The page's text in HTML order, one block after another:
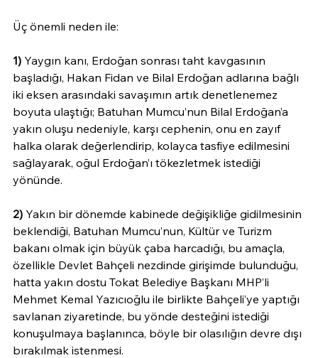
Üç önemli neden ile:
1) Yaygın kanı, Erdoğan sonrası taht kavgasının
başladığı, Hakan Fidan ve Bilal Erdoğan adlarına bağlı
iki eksen arasındaki savaşımın artık denetlenemez
boyuta ulaştığı; Batuhan Mumcu’nun Bilal Erdoğan’a
yakın oluşu nedeniyle, karşı cephenin, onu en zayıf
halka olarak değerlendirip, kolayca tasfiye edilmesini
sağlayarak, oğul Erdoğan’ı tökezletmek istediği
yönünde.
2) Yakın bir dönemde kabinede değişikliğe gidilmesinin
beklendiği, Batuhan Mumcu’nun, Kültür ve Turizm
bakanı olmak için büyük çaba harcadığı, bu amaçla,
özellikle Devlet Bahçeli nezdinde girişimde bulunduğu,
hatta yakın dostu Tokat Belediye Başkanı MHP’li
Mehmet Kemal Yazıcıoğlu ile birlikte Bahçeli’ye yaptığı
savlanan ziyaretinde, bu yönde desteğini istediği
konuşulmaya başlanınca, böyle bir olasılığın devre dışı
bırakılmak istenmesi.